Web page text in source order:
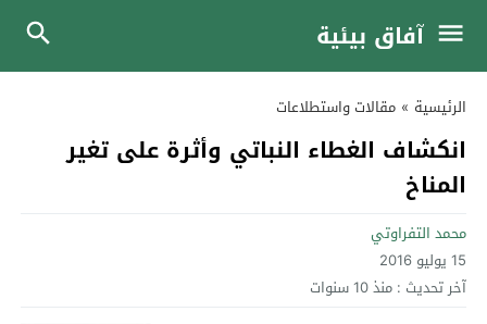
آفاق بيئية
الرئيسية » مقالات واستطلاعات
انكشاف الغطاء النباتي وأثرة على تغير
المناخ
محمد التفراوتي
15 يوليو 2016
آخر تحديث : منذ 10 سنوات